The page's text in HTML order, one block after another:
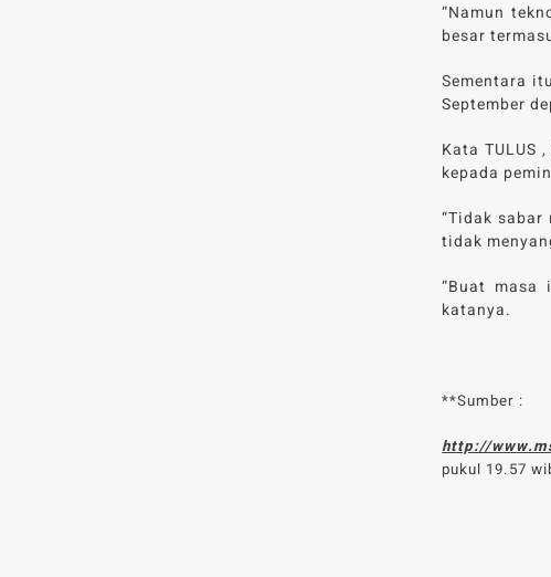
“Namun
besar
Sementara
September
Kata TULUS
kepada
“Tidak
tidak
“Buat
katanya.
**Sumber :
http://
pukul 19.57